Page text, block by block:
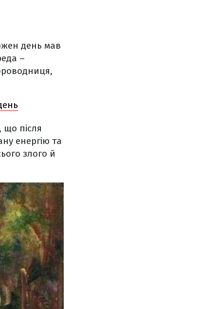
день мав
–
після
енергію та
злого й